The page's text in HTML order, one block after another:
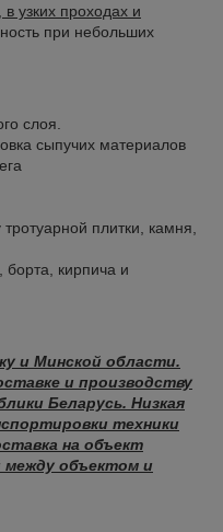
узких проходах и
при небольших
слоя.
сыпучих материалов
плитки, камня,
борта, кирпича и
и Минской области.
и производству
Беларусь. Низкая
техники
на объект
объектом и